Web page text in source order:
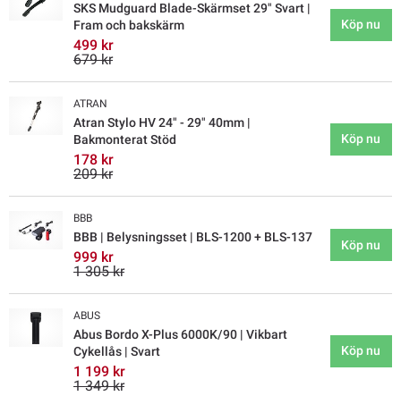
SKS Mudguard Blade-Skärmset 29" Svart |
Fram och bakskärm
499 kr
679 kr
Köp nu
ATRAN
Atran Stylo HV 24" - 29" 40mm |
Bakmonterat Stöd
178 kr
209 kr
Köp nu
BBB
BBB | Belysningsset | BLS-1200 + BLS-137
999 kr
1 305 kr
Köp nu
ABUS
Abus Bordo X-Plus 6000K/90 | Vikbart
Cykellås | Svart
1 199 kr
1 349 kr
Köp nu